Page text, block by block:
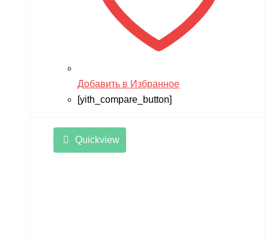
Добавить в Избранное
[yith_compare_button]
Quickview